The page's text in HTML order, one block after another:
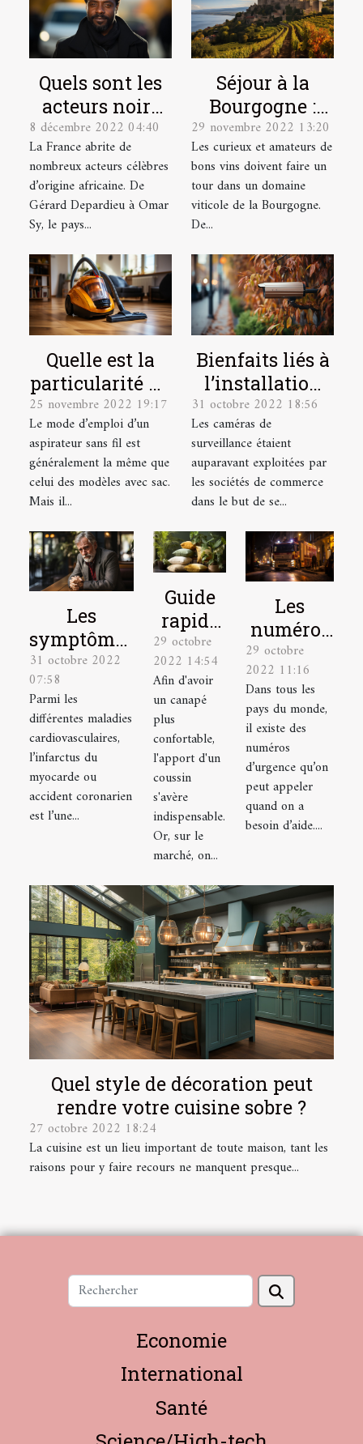
Quels sont les
acteurs noirs
français les
plus célèbres ?
8 décembre 2022 04:40
La France abrite de
nombreux acteurs célèbres
d’origine africaine. De
Gérard Depardieu à Omar
Sy, le pays...
Séjour à la
Bourgogne :
quel domaine
viticole visiter
?
29 novembre 2022 13:20
Les curieux et amateurs de
bons vins doivent faire un
tour dans un domaine
viticole de la Bourgogne.
De...
Quelle est la
particularité du
mode d’emploi
d’un aspirateur
sans sacs ?
25 novembre 2022 19:17
Le mode d’emploi d’un
aspirateur sans fil est
généralement la même que
celui des modèles avec sac.
Mais il...
Bienfaits liés à
l’installation
d’une caméra
de surveillance
chez soi
31 octobre 2022 18:56
Les caméras de
surveillance étaient
auparavant exploitées par
les sociétés de commerce
dans le but de se...
Les
symptômes
d’un
infarctus
du
myocarde
et la
réaction
d'urgence à
avoir
31 octobre 2022
07:58
Parmi les
différentes maladies
cardiovasculaires,
l’infarctus du
myocarde ou
accident coronarien
est l’une...
Guide
rapide
pour
choisir
un
coussin
tropical
29 octobre
2022 14:54
Afin d'avoir
un canapé
plus
confortable,
l'apport d'un
coussin
s'avère
indispensable.
Or, sur le
marché, on...
Les
numéros
à appeler
en
situation
d’urgence
à Lyon
29 octobre
2022 11:16
Dans tous les
pays du monde,
il existe des
numéros
d’urgence qu’on
peut appeler
quand on a
besoin d’aide....
Quel style de décoration peut
rendre votre cuisine sobre ?
27 octobre 2022 18:24
La cuisine est un lieu important de toute maison, tant les
raisons pour y faire recours ne manquent presque...
Economie
International
Santé